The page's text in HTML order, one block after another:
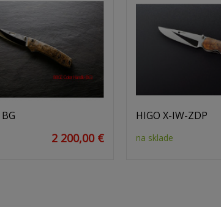
2 200,00 €
HIGO X-IW-ZDP
na sklade